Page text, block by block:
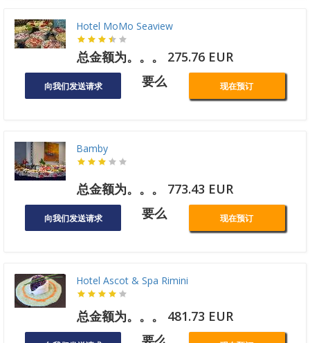
Hotel MoMo Seaview
总金额为。。。 275.76 EUR
向我们发送请求 要么 现在预订
Bamby
总金额为。。。 773.43 EUR
向我们发送请求 要么 现在预订
Hotel Ascot & Spa Rimini
总金额为。。。 481.73 EUR